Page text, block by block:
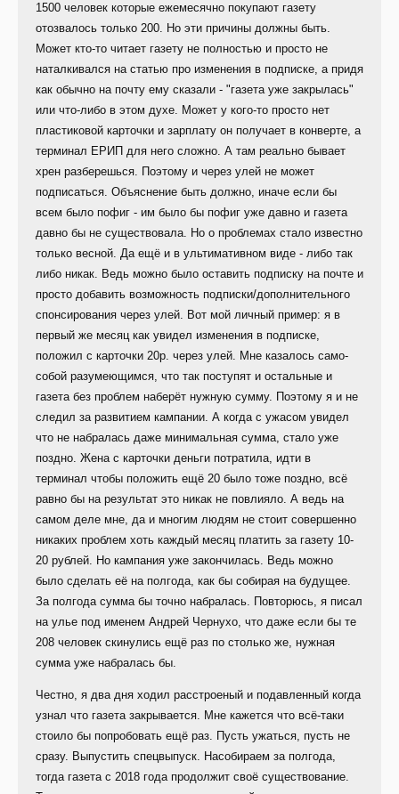
1500 человек которые ежемесячно покупают газету
отозвалось только 200. Но эти причины должны быть.
Может кто-то читает газету не полностью и просто не
наталкивался на статью про изменения в подписке, а придя
как обычно на почту ему сказали - "газета уже закрылась"
или что-либо в этом духе. Может у кого-то просто нет
пластиковой карточки и зарплату он получает в конверте, а
терминал ЕРИП для него сложно. А там реально бывает
хрен разберешься. Поэтому и через улей не может
подписаться. Объяснение быть должно, иначе если бы
всем было пофиг - им было бы пофиг уже давно и газета
давно бы не существовала. Но о проблемах стало известно
только весной. Да ещё и в ультимативном виде - либо так
либо никак. Ведь можно было оставить подписку на почте и
просто добавить возможность подписки/дополнительного
спонсирования через улей. Вот мой личный пример: я в
первый же месяц как увидел изменения в подписке,
положил с карточки 20р. через улей. Мне казалось само-
собой разумеющимся, что так поступят и остальные и
газета без проблем наберёт нужную сумму. Поэтому я и не
следил за развитием кампании. А когда с ужасом увидел
что не набралась даже минимальная сумма, стало уже
поздно. Жена с карточки деньги потратила, идти в
терминал чтобы положить ещё 20 было тоже поздно, всё
равно бы на результат это никак не повлияло. А ведь на
самом деле мне, да и многим людям не стоит совершенно
никаких проблем хоть каждый месяц платить за газету 10-
20 рублей. Но кампания уже закончилась. Ведь можно
было сделать её на полгода, как бы собирая на будущее.
За полгода сумма бы точно набралась. Повторюсь, я писал
на улье под именем Андрей Чернухо, что даже если бы те
208 человек скинулись ещё раз по столько же, нужная
сумма уже набралась бы.
Честно, я два дня ходил расстроеный и подавленный когда
узнал что газета закрывается. Мне кажется что всё-таки
стоило бы попробовать ещё раз. Пусть ужаться, пусть не
сразу. Выпустить спецвыпуск. Насобираем за полгода,
тогда газета с 2018 года продолжит своё существование.